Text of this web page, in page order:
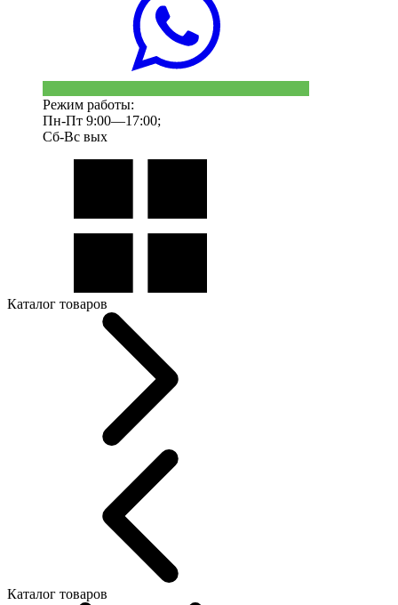
Режим работы:
Пн-Пт 9:00—17:00;
Сб-Вс вых
Каталог товаров
Каталог товаров